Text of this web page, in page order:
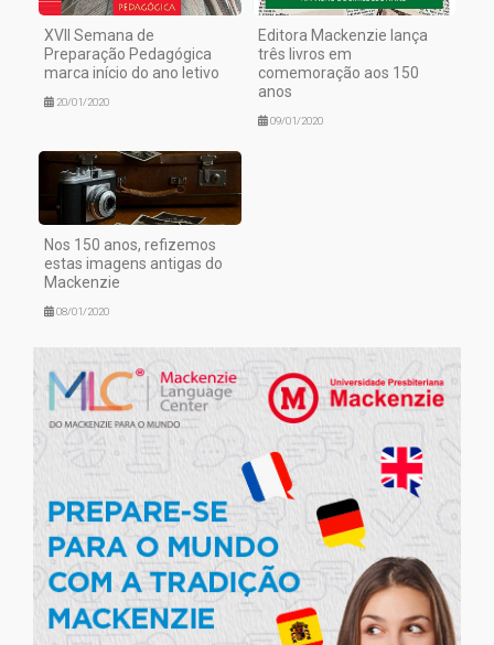
XVII Semana de
Preparação Pedagógica
marca início do ano letivo
20/01/2020
Editora Mackenzie lança
três livros em
comemoração aos 150
anos
09/01/2020
Nos 150 anos, refizemos
estas imagens antigas do
Mackenzie
08/01/2020